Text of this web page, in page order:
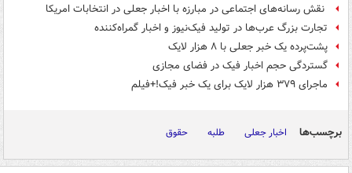
‍ نقش رسانه‌های اجتماعی در مبارزه با اخبار جعلی در انتخابات امریکا
تجارت بزرگ عرب‌ها در تولید فیک‌نیوز و اخبار گمراه‌کننده
پشت‌پرده یک خبر جعلی با ۸ هزار لایک
گستردگی حجم اخبار فیک در فضای مجازی
ماجرای ۳۷۹ هزار لایک برای یک خبر فیک!+فیلم
برچسب‌ها اخبار جعلی طلبه حقوق